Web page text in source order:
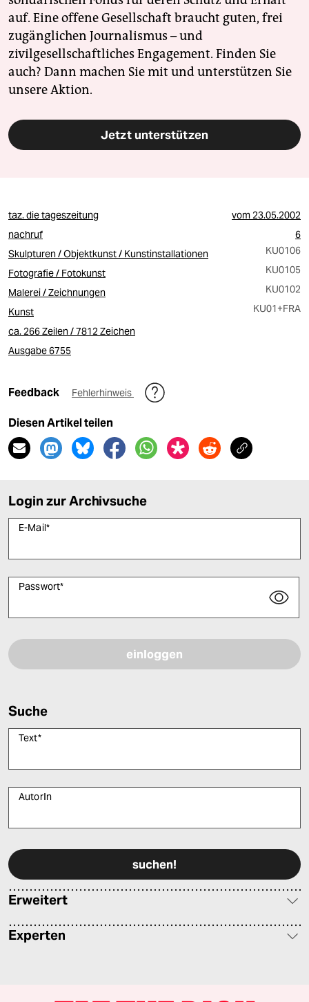
auf. Eine offene Gesellschaft braucht guten, frei
zugänglichen Journalismus – und
zivilgesellschaftliches Engagement. Finden Sie
auch? Dann machen Sie mit und unterstützen Sie
unsere Aktion.
Jetzt unterstützen
taz. die tageszeitung vom23.05.2002
nachruf
6
Skulpturen / Objektkunst / Kunstinstallationen
KU0106
Fotografie / Fotokunst
KU0105
Malerei / Zeichnungen
KU0102
Kunst
KU01+FRA
ca. 266 Zeilen / 7812 Zeichen
Ausgabe 6755
Feedback Fehlerhinweis
Diesen Artikel teilen
Login zur Archivsuche
E-Mail*
Passwort*
Suche
Text*
AutorIn
Erweitert
Experten